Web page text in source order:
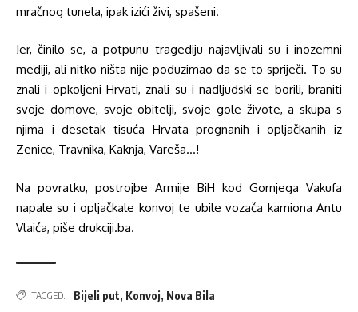
mračnog tunela, ipak izići živi, spašeni.
Jer, činilo se, a potpunu tragediju najavljivali su i inozemni
mediji, ali nitko ništa nije poduzimao da se to spriječi. To su
znali i opkoljeni Hrvati, znali su i nadljudski se borili, braniti
svoje domove, svoje obitelji, svoje gole živote, a skupa s
njima i desetak tisuća Hrvata prognanih i opljačkanih iz
Zenice, Travnika, Kaknja, Vareša…!
Na povratku, postrojbe Armije BiH kod Gornjega Vakufa
napale su i opljačkale konvoj te ubile vozača kamiona Antu
Vlaića, piše drukciji.ba.
TAGGED: Bijeli put, Konvoj, Nova Bila